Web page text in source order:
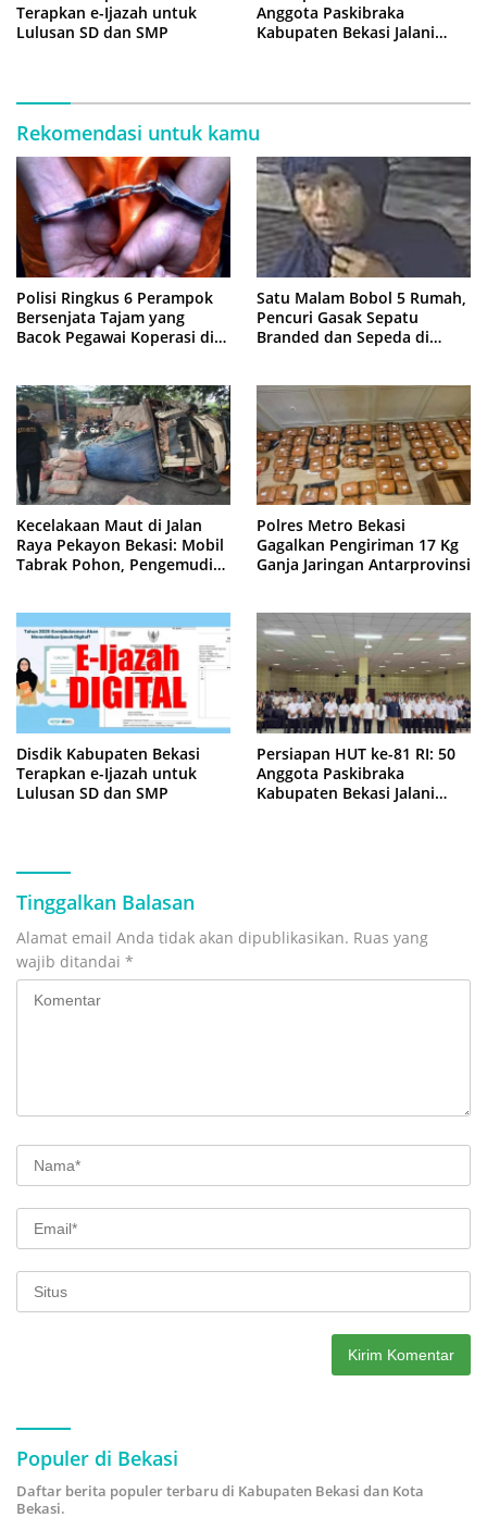
Terapkan e-Ijazah untuk
Lulusan SD dan SMP
Anggota Paskibraka
Kabupaten Bekasi Jalani
Rekomendasi untuk kamu
Polisi Ringkus 6 Perampok
Bersenjata Tajam yang
Bacok Pegawai Koperasi di
Satu Malam Bobol 5 Rumah,
Pencuri Gasak Sepatu
Branded dan Sepeda di
Kecelakaan Maut di Jalan
Raya Pekayon Bekasi: Mobil
Tabrak Pohon, Pengemudi
Polres Metro Bekasi
Gagalkan Pengiriman 17 Kg
Ganja Jaringan Antarprovinsi
Disdik Kabupaten Bekasi
Terapkan e-Ijazah untuk
Lulusan SD dan SMP
Persiapan HUT ke-81 RI: 50
Anggota Paskibraka
Kabupaten Bekasi Jalani
Tinggalkan Balasan
Alamat email Anda tidak akan dipublikasikan. Ruas yang
wajib ditandai *
Populer di Bekasi
Daftar berita populer terbaru di Kabupaten Bekasi dan Kota
Bekasi.